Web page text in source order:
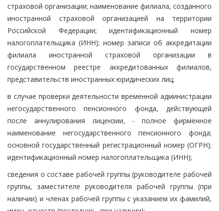
страховой организации; наименование филиала, созданного
иностранной страховой организацией на территории
Российской Федерации; идентификационный номер
налогоплательщика (ИНН); номер записи об аккредитации
филиала иностранной страховой организации в
государственном реестре аккредитованных филиалов,
представительств иностранных юридических лиц;
в случае проверки деятельности временной администрации
негосударственного пенсионного фонда, действующей
после аннулирования лицензии, - полное фирменное
наименование негосударственного пенсионного фонда;
основной государственный регистрационный номер (ОГРН);
идентификационный номер налогоплательщика (ИНН);
сведения о составе рабочей группы (руководителе рабочей
группы, заместителе руководителя рабочей группы (при
наличии) и членах рабочей группы с указанием их фамилий,